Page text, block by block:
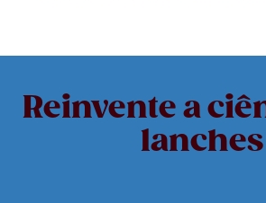
Reinvente a
lanches